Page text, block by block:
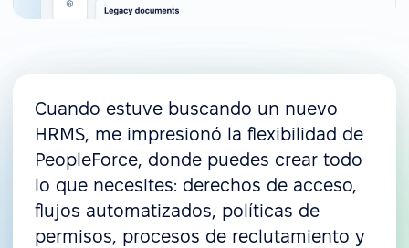
Cuando estuve buscando un nuevo
HRMS, me impresionó la flexibilidad de
PeopleForce, donde puedes crear todo
lo que necesites: derechos de acceso,
flujos automatizados, políticas de
permisos, procesos de reclutamiento y